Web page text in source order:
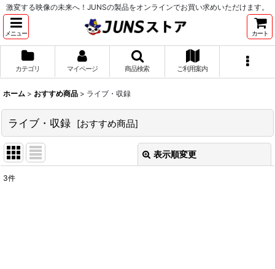
激変する映像の未来へ！JUNSの製品をオンラインでお買い求めいただけます。
メニュー カート
カテゴリ マイページ 商品検索 ご利用案内
ホーム > おすすめ商品 > ライブ・収録
ライブ・収録 [おすすめ商品]
表示順変更
3件